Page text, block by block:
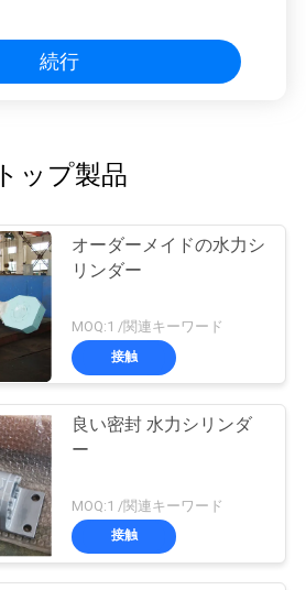
続行
トップ製品
オーダーメイドの水力シ
リンダー
MOQ:1 /関連キーワード
接触
良い密封 水力シリンダ
ー
MOQ:1 /関連キーワード
接触